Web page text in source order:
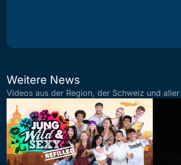
Weitere News
Videos aus der Region, der Schweiz und